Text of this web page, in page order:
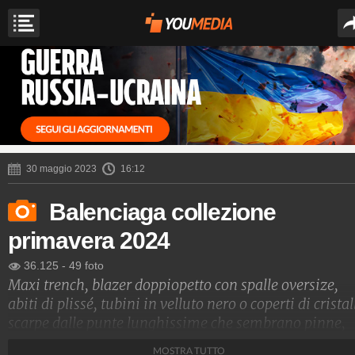
30 maggio 2023 16:12
Balenciaga collezione
primavera 2024
36.125 - 49 foto
Maxi trench, blazer doppiopetto con spalle oversize,
abiti di plissé, tubini in velluto nero o coperti di
scarpe dalle punte lunghissime che sembrano pinne,
MOSTRA TUTTO